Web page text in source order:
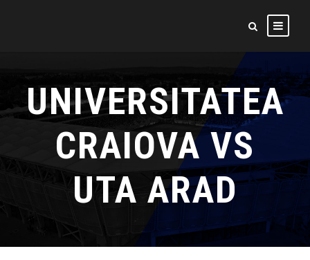
UNIVERSITATEA
CRAIOVA VS
UTA ARAD